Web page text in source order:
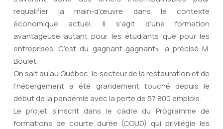
requalifier la main-d’œuvre dans le contexte
économique actuel. Il s’agit d’une formation
avantageuse autant pour les étudiants que pour les
entreprises. C’est du gagnant-gagnant», a précisé M.
Boulet.
On sait qu’au Québec, le secteur de la restauration et de
l’hébergement a été grandement touché depuis le
début de la pandémie avec la perte de 57 800 emplois.
Le projet s’inscrit dans le cadre du Programme de
formations de courte durée (COUD) qui privilégie les